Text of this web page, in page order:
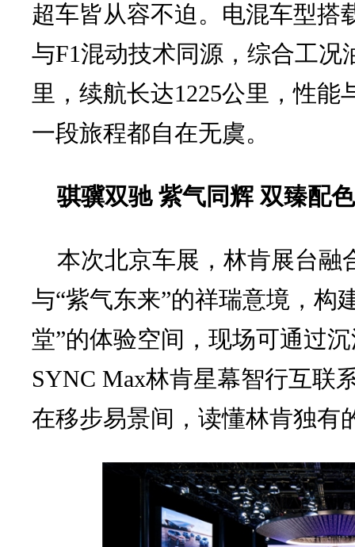
超车皆从容不迫。电混车型搭
与F1混动技术同源，综合工况
里，续航长达1225公里，性能
一段旅程都自在无虞。
骐骥双驰 紫气同辉 双臻配
本次北京车展，林肯展台融
与“紫气东来”的祥瑞意境，构
堂”的体验空间，现场可通过
SYNC Max林肯星幕智行互联
在移步易景间，读懂林肯独有